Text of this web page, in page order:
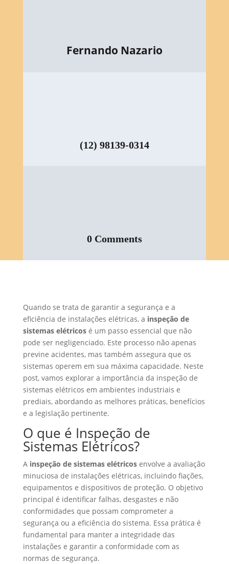
Fernando Nazario
(12) 98139-0314
0 Comments
Quando se trata de garantir a segurança e a
eficiência de instalações elétricas, a inspeção de
sistemas elétricosé um passo essencial que não
pode ser negligenciado. Este processo não apenas
previne acidentes, mas também assegura que os
sistemas operem em sua máxima capacidade. Neste
post, vamos explorar a importância da inspeção de
sistemas elétricos em ambientes industriais e
prediais, abordando as melhores práticas, benefícios
e a legislação pertinente.
O que é Inspeção de
Sistemas Elétricos?
A inspeção de sistemas elétricosenvolve a avaliação
minuciosa de instalações elétricas, incluindo fiações,
equipamentos e dispositivos de proteção. O objetivo
principal é identificar falhas, desgastes e não
conformidades que possam comprometer a
segurança ou a eficiência do sistema. Essa prática é
fundamental para manter a integridade das
instalações e garantir a conformidade com as
normas de segurança.